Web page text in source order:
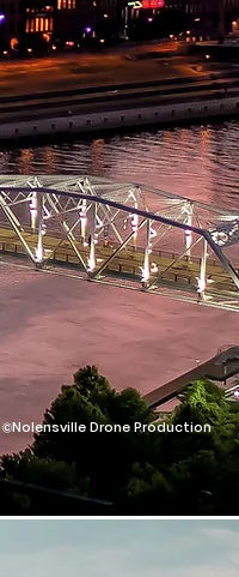
©Nolensville Drone Production